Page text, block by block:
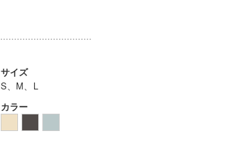
サイズ
S、M、L
カラー